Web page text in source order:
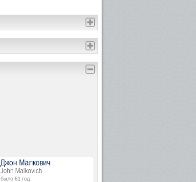
Джон Малкович
John Malkovich
было 61 год